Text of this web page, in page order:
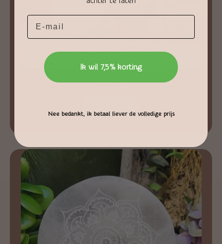
Seleniet Bol
Email
Ik wil 7,5% korting
Nee bedankt, ik betaal liever de volledige prijs